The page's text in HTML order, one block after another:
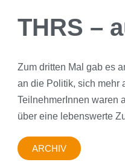
THRS –
Zum dritten Mal gab es
an die Politik, sich mehr
TeilnehmerInnen waren
über eine lebenswerte
ARCHIV